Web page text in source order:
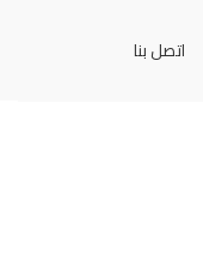
اتصل بنا